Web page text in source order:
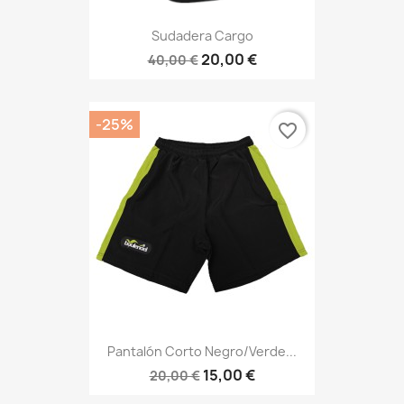
Sudadera Cargo
40,00 €20,00 €
Pantalón Corto Negro/verde...
20,00 € 15,00 €
-25% favorite_border